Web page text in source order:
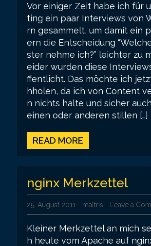
Vor einiger Zeit habe ich für
ting ein paar Interviews von
rn gesammelt, um damit ein
ern die Entscheidung
ster nehme ich?” leichter zu
eider wurden diese
ffentlicht. Das möchte ich
hholen, da ich von Content
n nichts halte und sicher
einen oder anderen stillen […]
READ MORE
nginx Merkzettel
25. August 2011 - maltris - Leave a
Kleiner Merkzettel an mich
h heute vom Apache auf